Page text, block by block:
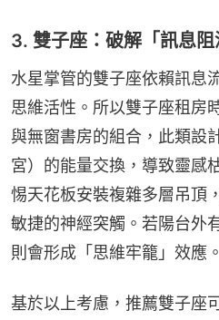
3. 雙子座：破解「訊息阻
水星掌管的雙子座依賴訊息
思維活性。所以雙子座租房
與無窗書房的組合，此類設
宮）的能量交換，導致靈感
惕天花板安裝複雜多層吊頂
敏捷的神經突觸。若陽台外
則會形成「思維牢籠」效應。
基於以上考慮，推薦雙子座